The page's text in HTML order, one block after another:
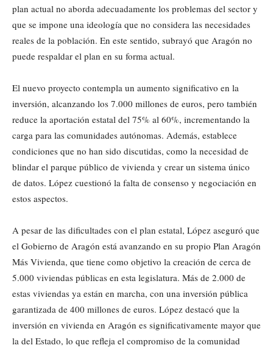
plan actual no aborda adecuadamente los problemas del sector y
que se impone una ideología que no considera las necesidades
reales de la población. En este sentido, subrayó que Aragón no
puede respaldar el plan en su forma actual.
El nuevo proyecto contempla un aumento significativo en la
inversión, alcanzando los 7.000 millones de euros, pero también
reduce la aportación estatal del 75% al 60%, incrementando la
carga para las comunidades autónomas. Además, establece
condiciones que no han sido discutidas, como la necesidad de
blindar el parque público de vivienda y crear un sistema único
de datos. López cuestionó la falta de consenso y negociación en
estos aspectos.
A pesar de las dificultades con el plan estatal, López aseguró que
el Gobierno de Aragón está avanzando en su propio Plan Aragón
Más Vivienda, que tiene como objetivo la creación de cerca de
5.000 viviendas públicas en esta legislatura. Más de 2.000 de
estas viviendas ya están en marcha, con una inversión pública
garantizada de 400 millones de euros. López destacó que la
inversión en vivienda en Aragón es significativamente mayor que
la del Estado, lo que refleja el compromiso de la comunidad